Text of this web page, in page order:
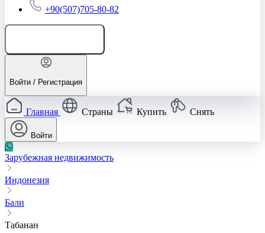
+90(507)705-80-82
Войти / Регистрация
Главная Страны Купить Снять
Войти
Зарубежная недвижимость
Индонезия
Бали
Табанан